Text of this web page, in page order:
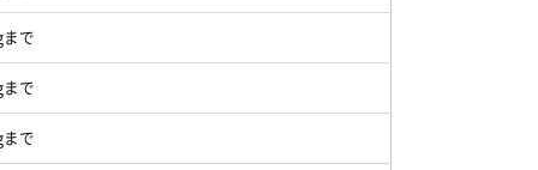
で
で
で